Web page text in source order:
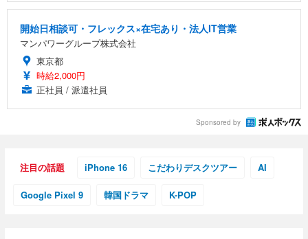
開始日相談可・フレックス×在宅あり・法人IT営業
マンパワーグループ株式会社
東京都
時給2,000円
正社員 / 派遣社員
Sponsored by
注目の話題 iPhone 16 こだわりデスクツアー AI
Google Pixel 9 韓国ドラマ K-POP